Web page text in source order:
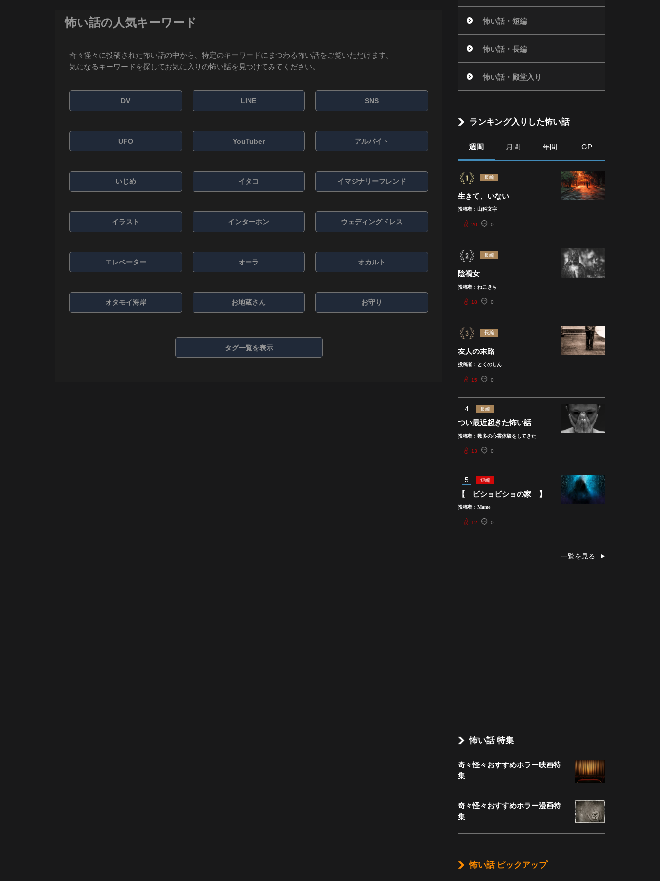
怖い話・短編
怖い話・長編
怖い話・殿堂入り
ランキング入りした怖い話
週間 月間 年間 GP
長編
生きて、いない
投稿者：山科文字
20 0
長編
陰禍女
投稿者：ねこきち
18 0
長編
友人の末路
投稿者：とくのしん
15 0
4 長編
つい最近起きた怖い話
投稿者：数多の心霊体験をしてきた
13 0
5 短編
【 ビショビショの家 】
投稿者：Mame
12 0
一覧を見る
怖い話 特集
奇々怪々おすすめホラー映画特
集
奇々怪々おすすめホラー漫画特
集
怖い話 ピックアップ
怖い話の人気キーワード
奇々怪々に投稿された怖い話の中から、特定のキーワードにまつわる怖い話をご覧いただけます。
気になるキーワードを探してお気に入りの怖い話を見つけてみてください。
DV LINE SNS
UFO YouTuber アルバイト
いじめ イタコ イマジナリーフレンド
イラスト インターホン ウェディングドレス
エレベーター オーラ オカルト
オタモイ海岸 お地蔵さん お守り
タグ一覧を表示